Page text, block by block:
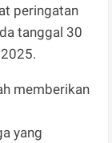
peringatan
tanggal 30
memberikan
yang